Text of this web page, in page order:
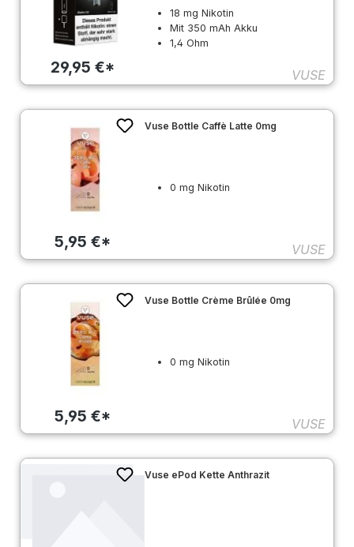
29,95 €*
18 mg Nikotin
Mit 350 mAh Akku
1,4 Ohm
VUSE
5,95 €*
Vuse Bottle Caffè Latte 0mg
0 mg Nikotin
VUSE
5,95 €*
Vuse Bottle Crème Brûlée 0mg
0 mg Nikotin
VUSE
Vuse ePod Kette Anthrazit